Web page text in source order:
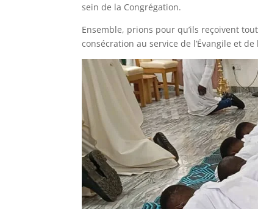
sein de la Congrégation.
Ensemble, prions pour qu’ils reçoivent
consécration au service de l’Évangile et